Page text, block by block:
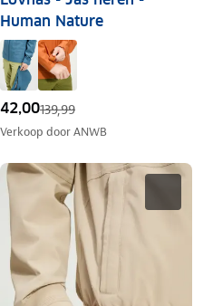
Human Nature
42,00139,99
Verkoop doorANWB